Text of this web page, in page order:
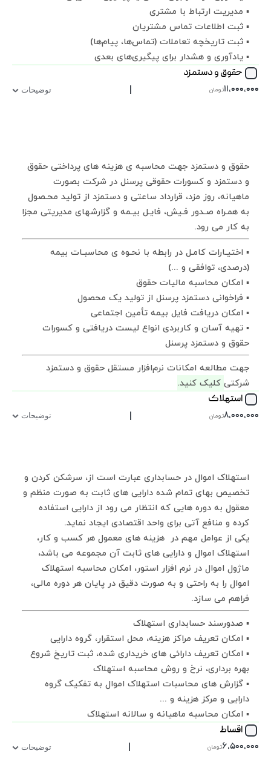
▪ مدیریت ارتباط با مشتری
▪ ثبت اطلاعات تماس مشتریان
▪ ثبت تاریخچه تعاملات (تماس‌ها، پیام‌ها)
▪ یادآوری و هشدار برای پیگیری‌های بعدی
حقوق و دستمزد
۱۱,۰۰۰,۰۰۰تومان | توضیحات
حقوق و دستمزد جهت محاسبه ی هزینه های پرداختی حقوق
و دستمزد و کسورات حقوقی پرسنل در شرکت بصورت
ماهیانه، روز مزد، قرارداد ساعتی و دستمزد از تولید محـصول
به همـراه صـدور فـیش، فایـل بیـمه و گزارشهای مدیریتی مجزا
به کار می رود.
▪ اختیـارات کامـل در رابطه با نحـوه ی محاسبـات بیمه
(درصدی، توافقی و ...)
▪ امکان محاسبه مالیات حقوق
▪ فراخوانی دستمزد پرسنل از تولید یک محصول
▪ امکان دریافت فایل بیمه تأمین اجتماعی
▪ تهیه آسان و کاربردی انواع لیست دریافتی و کسورات
حقوق و دستمزد پرسنل
جهت مطالعه امکانات نرم‌افزار مستقل حقوق و دستمزد
شرکتی کلیک‌ کنید.
استهلاک
۸,۰۰۰,۰۰۰تومان | توضیحات
استهلاک اموال در حسابداری عبارت است از، سرشکن کردن و
تخصیص بهای تمام شده دارایی های ثابت به صورت منظم و
معقول به دوره هایی که انتظار می رود از دارایی استفاده
کرده و منافع آتی برای واحد اقتصادی ایجاد نماید.
یکی از عوامل مهم در هزینه های معمول هر کسب و کار،
استهلاک اموال و دارایی های ثابت آن مجموعه می باشد،
ماژول اموال در نرم افزار استور، امکان محاسبه استهلاک
اموال را به راحتی و به صورت دقیق در پایان هر دوره مالی،
فراهم می سازد.
▪ صدورسند حسابداری استهلاک
▪ امکان تعریف مراکز هزینه، محل استقرار، گروه دارایی
▪ امکان تعریف دارائی های خریداری شده، ثبت تاریخ شروع
بهره برداری، نرخ و روش محاسبه استهلاک
▪ گزارش های محاسبات استهلاک اموال به تفکیک گروه
دارایی و مرکز هزینه و ...
▪ امکان محاسبه ماهیانه و سالانه استهلاک
اقساط
۶,۵۰۰,۰۰۰تومان | توضیحات